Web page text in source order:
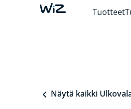
Tuotteet
Näytä kaikki